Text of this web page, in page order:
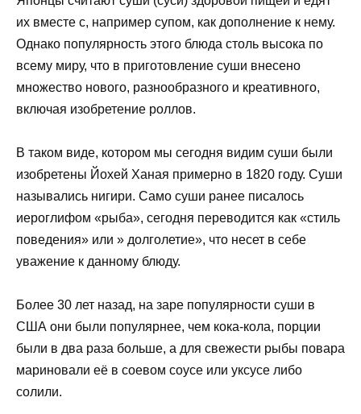
их вместе с, например супом, как дополнение к нему.
Однако популярность этого блюда столь высока по
всему миру, что в приготовление суши внесено
множество нового, разнообразного и креативного,
включая изобретение роллов.
В таком виде, котором мы сегодня видим суши были
изобретены Йохей Ханая примерно в 1820 году. Суши
назывались нигири. Само суши ранее писалось
иероглифом «рыба», сегодня переводится как «стиль
поведения» или » долголетие», что несет в себе
уважение к данному блюду.
Более 30 лет назад, на заре популярности суши в
США они были популярнее, чем кока-кола, порции
были в два раза больше, а для свежести рыбы повара
мариновали её в соевом соусе или уксусе либо
солили.